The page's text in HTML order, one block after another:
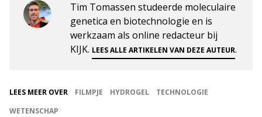
Tim Tomassen studeerde moleculaire
genetica en biotechnologie en is
werkzaam als online redacteur bij
KIJK. LEES ALLE ARTIKELEN VAN DEZE AUTEUR.
LEES MEER OVER FILMPJE HYDROGEL
TECHNOLOGIE
WETENSCHAP